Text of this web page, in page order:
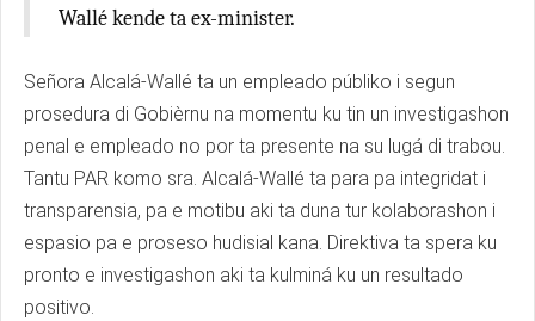
Wallé kende ta ex-minister.
Señora Alcalá-Wallé ta un empleado públiko i segun
prosedura di Gobièrnu na momentu ku tin un investigashon
penal e empleado no por ta presente na su lugá di trabou.
Tantu PAR komo sra. Alcalá-Wallé ta para pa integridat i
transparensia, pa e motibu aki ta duna tur kolaborashon i
espasio pa e proseso hudisial kana. Direktiva ta spera ku
pronto e investigashon aki ta kulminá ku un resultado
positivo.